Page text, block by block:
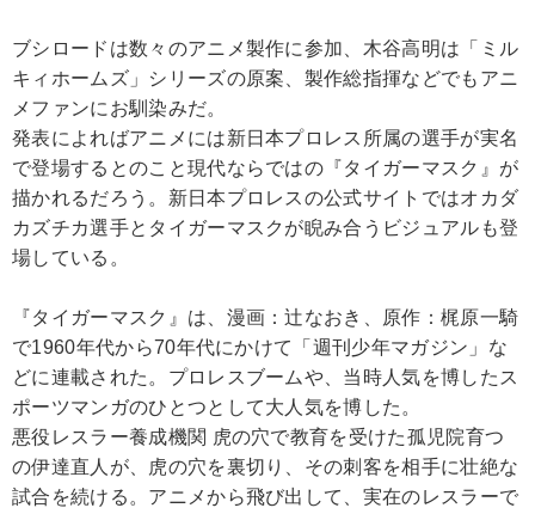
ブシロードは数々のアニメ製作に参加、木谷高明は「ミル
キィホームズ」シリーズの原案、製作総指揮などでもアニ
メファンにお馴染みだ。
発表によればアニメには新日本プロレス所属の選手が実名
で登場するとのこと現代ならではの『タイガーマスク』が
描かれるだろう。新日本プロレスの公式サイトではオカダ
カズチカ選手とタイガーマスクが睨み合うビジュアルも登
場している。
『タイガーマスク』は、漫画：辻なおき、原作：梶原一騎
で1960年代から70年代にかけて「週刊少年マガジン」な
どに連載された。プロレスブームや、当時人気を博したス
ポーツマンガのひとつとして大人気を博した。
悪役レスラー養成機関 虎の穴で教育を受けた孤児院育つ
の伊達直人が、虎の穴を裏切り、その刺客を相手に壮絶な
試合を続ける。アニメから飛び出して、実在のレスラーで